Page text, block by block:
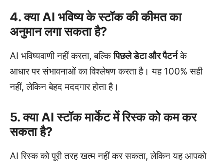
4. क्या AI भविष्य के स्टॉक की कीमत का
अनुमान लगा सकता है?
AI भविष्यवाणी नहीं करता, बल्किपिछले डेटा और पैटर्नके
आधार पर संभावनाओं का विश्लेषण करता है। यह 100% सही
नहीं, लेकिन बेहद मददगार होता है।
5. क्या AI स्टॉक मार्केट में रिस्क को कम कर
सकता है?
AI रिस्क को पूरी तरह खत्म नहीं कर सकता, लेकिन यह आपको